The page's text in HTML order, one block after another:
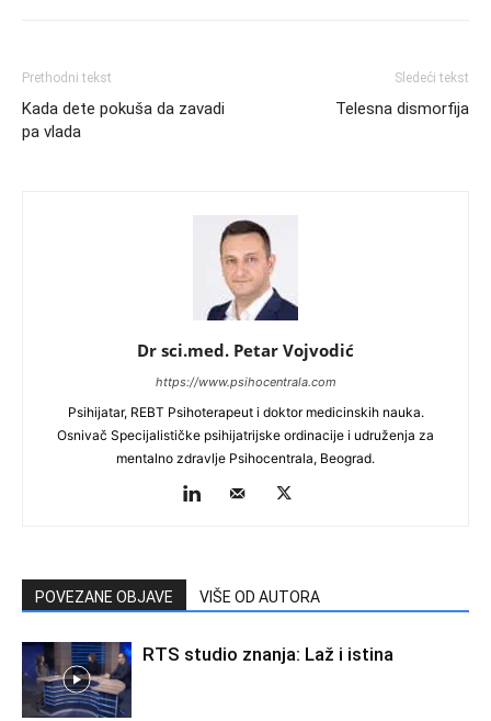
Prethodni tekst
Kada dete pokuša da zavadi
pa vlada
Sledeći tekst
Telesna dismorfija
Dr sci.med. Petar Vojvodić
https://www.psihocentrala.com
Psihijatar, REBT Psihoterapeut i doktor medicinskih nauka.
Osnivač Specijalističke psihijatrijske ordinacije i udruženja za
mentalno zdravlje Psihocentrala, Beograd.
POVEZANE OBJAVE VIŠE OD AUTORA
RTS studio znanja: Laž i istina